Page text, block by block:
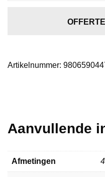
Artikelnummer:
Aanvullende
Afmetingen